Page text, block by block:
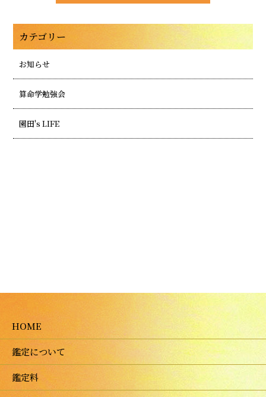
カテゴリー
お知らせ
算命学勉強会
園田's LIFE
HOME
鑑定について
鑑定料